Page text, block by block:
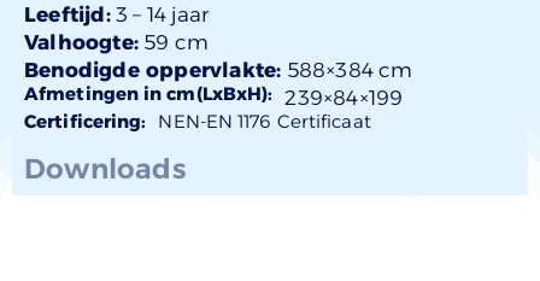
Leeftijd:3 – 14 jaar
Valhoogte: 59 cm
Benodigde oppervlakte: 588×384 cm
Afmetingen in cm(LxBxH): 239×84×199
Certificering: NEN-EN 1176 Certificaat
Downloads